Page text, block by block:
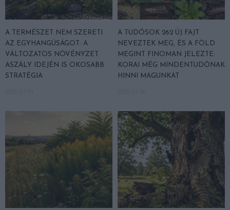
A TERMÉSZET NEM SZERETI
AZ EGYHANGÚSÁGOT: A
VÁLTOZATOS NÖVÉNYZET
ASZÁLY IDEJÉN IS OKOSABB
STRATÉGIA
A TUDÓSOK 262 ÚJ FAJT
NEVEZTEK MEG, ÉS A FÖLD
MEGINT FINOMAN JELEZTE:
KORAI MÉG MINDENTUDÓNAK
HINNI MAGUNKAT